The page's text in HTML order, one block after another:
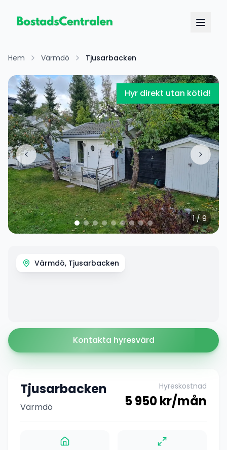
Hem Värmdö Tjusarbacken
Hyr direkt utan kötid!
1/9
Värmdö, Tjusarbacken
Kontakta hyresvärd
Tjusarbacken
Värmdö
Hyreskostnad
5 950kr/mån